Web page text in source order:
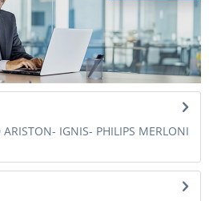
IGNIS- PHILIPS MERLONI